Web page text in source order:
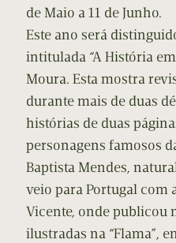
de Maio a 11 de Junho.
Este ano será
intitulada “A História
Moura. Esta mostra
durante mais de duas
histórias de duas
personagens famosos
Baptista Mendes,
veio para Portugal com
Vicente, onde publicou
ilustradas na “Flama”,